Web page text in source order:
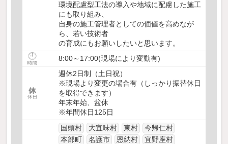
環境配慮型工法の導入や地域に配慮した施工
にも取り組み、
自身の施工管理者としての価値を高めなが
ら、若い技術者
の育成にもお願いしたいと思います。
8:00～17:00(現場により変動有)
週休2日制（土日祝）
※現場より変更の場合有（しっかり振替休日
を取得できます）
年末年始、盆休
※年間休日125日
国頭村
大宜味村 東村
今帰仁村
本部町
名護市 恩納村
宜野座村